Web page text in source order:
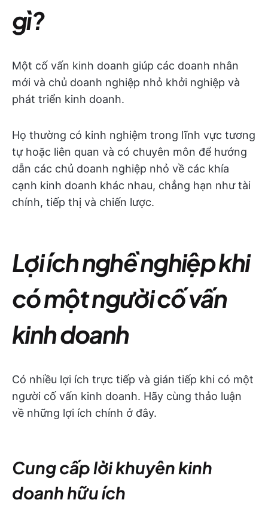
gì?
Một cố vấn kinh doanh giúp các doanh nhân
mới và chủ doanh nghiệp nhỏ khởi nghiệp và
phát triển kinh doanh.
Họ thường có kinh nghiệm trong lĩnh vực tương
tự hoặc liên quan và có chuyên môn để hướng
dẫn các chủ doanh nghiệp nhỏ về các khía
cạnh kinh doanh khác nhau, chẳng hạn như tài
chính, tiếp thị và chiến lược.
Lợi ích nghề nghiệp khi
có một người cố vấn
kinh doanh
Có nhiều lợi ích trực tiếp và gián tiếp khi có một
người cố vấn kinh doanh. Hãy cùng thảo luận
về những lợi ích chính ở đây.
Cung cấp lời khuyên kinh
doanh hữu ích